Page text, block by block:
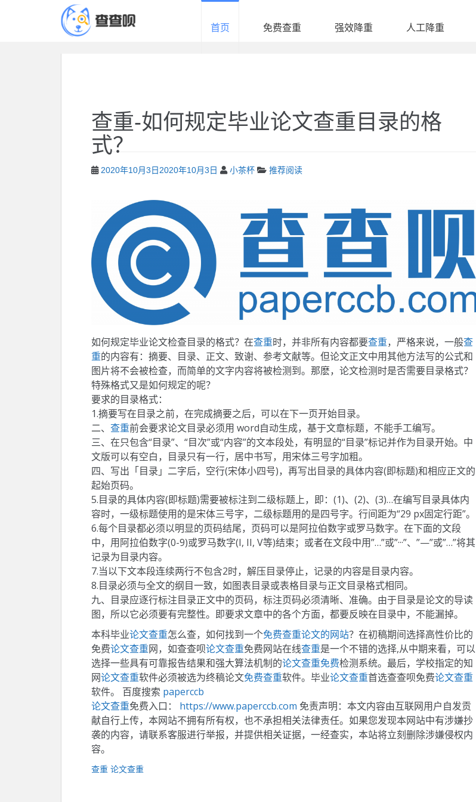
首页 免费查重 强效降重 人工降重
查重-如何规定毕业论文查重目录的格
式？
2020年10月3日 2020年10月3日 小茶杯 推荐阅读
如何规定毕业论文检查目录的格式？在查重时，并非所有内容都要查重，严格来说，一般查
重的内容有：摘要、目录、正文、致谢、参考文献等。但论文正文中用其他方法写的公式和
图片将不会被检查，而简单的文字内容将被检测到。那麽，论文检测时是否需要目录格式？
特殊格式又是如何规定的呢？
要求的目录格式：
1.摘要写在目录之前，在完成摘要之后，可以在下一页开始目录。
二、 查重前会要求论文目录必须用 word自动生成，基于文章标题，不能手工编写。
三、在只包含“目录”、“目次”或“内容”的文本段处，有明显的“目录”标记并作为目录开始。中
文版可以有空白，目录只有一行，居中书写，用宋体三号字加粗。
四、写出「目录」二字后，空行(宋体小四号)，再写出目录的具体内容(即标题)和相应正文的
起始页码。
5.目录的具体内容(即标题)需要被标注到二级标题上，即：(1)、(2)、(3)…在编写目录具体内
容时，一级标题使用的是宋体三号字，二级标题用的是四号字。行间距为“29 px固定行距”。
6.每个目录都必须以明显的页码结尾，页码可以是阿拉伯数字或罗马数字。在下面的文段
中，用阿拉伯数字(0-9)或罗马数字(I, II, V等)结束；或者在文段中用”…”或”···”、”—”或”…”将其
记录为目录内容。
7.当以下文本段连续两行不包含2时，解压目录停止，记录的内容是目录内容。
8.目录必须与全文的纲目一致，如图表目录或表格目录与正文目录格式相同。
九、目录应逐行标注目录正文中的页码，标注页码必须清晰、准确。由于目录是论文的导读
图，所以它必须要有完整性。即要求文章中的各个方面，都要反映在目录中，不能漏掉。
本科毕业论文查重怎么查，如何找到一个免费查重论文的网站？在初稿期间选择高性价比的
免费论文查重网，如查查呗论文查重免费网站在线查重是一个不错的选择,从中期来看，可以
选择一些具有可靠报告结果和强大算法机制的论文查重免费检测系统。最后，学校指定的知
网论文查重软件必须被选为终稿论文免费查重软件。毕业论文查重首选查查呗免费论文查重
软件。 百度搜索 paperccb
论文查重免费入口： https://www.paperccb.com 免责声明：本文内容由互联网用户自发贡
献自行上传，本网站不拥有所有权，也不承担相关法律责任。如果您发现本网站中有涉嫌抄
袭的内容，请联系客服进行举报，并提供相关证据，一经查实，本站将立刻删除涉嫌侵权内
容。
查重 论文查重